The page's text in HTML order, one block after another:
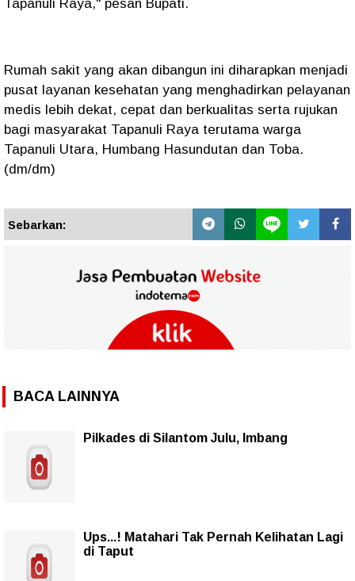
Tapanuli Raya," pesan Bupati.
Rumah sakit yang akan dibangun ini diharapkan menjadi
pusat layanan kesehatan yang menghadirkan pelayanan
medis lebih dekat, cepat dan berkualitas serta rujukan
bagi masyarakat Tapanuli Raya terutama warga
Tapanuli Utara, Humbang Hasundutan dan Toba.
(dm/dm)
Sebarkan:
BACA LAINNYA
Pilkades di Silantom Julu, Imbang
Ups...! Matahari Tak Pernah Kelihatan Lagi
di Taput